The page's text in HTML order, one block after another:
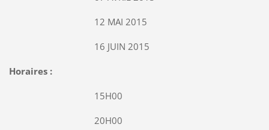
12 MAI 2015
16 JUIN 2015
Horaires :
15H00
20H00